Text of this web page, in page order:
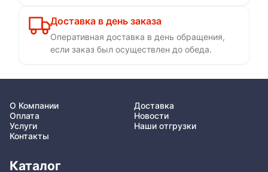
Доставка в день заказа
Оперативная доставка в день обращения,
если заказ был осуществлен до обеда.
О Компании
Доставка
Оплата
Новости
Услуги
Наши отгрузки
Контакты
Каталог